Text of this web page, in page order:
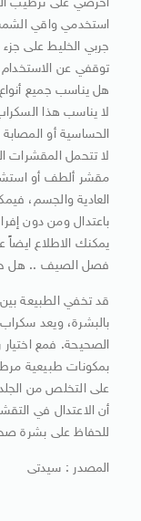
احرصي على ترطيب
استخدمي واقي
جربي الخليط على
توقفي عن الاستخدام
هل يناسب جميع
لا يناسب هذا
الحساسية أو المصابة
لا تتحمل المقشرات
مقشر ألطف أو
العادية والجسم،
باعتدال ومن دون
يمكنك الاطلاع
فصل الصيف .. هل
قد تخفي الطبيعة بين
بالبشرة، ويعد
الصحيحة. فمع
بمكونات طبيعية
على التخلص من
أن الاعتدال في
للحفاظ على بشرة
المصدر : سيدتى